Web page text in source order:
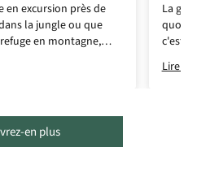
en excursion près de
la jungle ou que
en montagne,
bénéficiez ainsi d'un
La
c'est
boire
Lire la
en plus